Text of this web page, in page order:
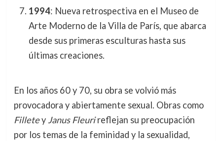
1994: Nueva retrospectiva en el Museo de
Arte Moderno de la Villa de París, que abarca
desde sus primeras esculturas hasta sus
últimas creaciones.
En los años 60 y 70, su obra se volvió más
provocadora y abiertamente sexual. Obras como
Filletey Janus Fleurireflejan su preocupación
por los temas de la feminidad y la sexualidad,